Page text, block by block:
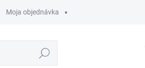
Moja objednávka
Hľadať